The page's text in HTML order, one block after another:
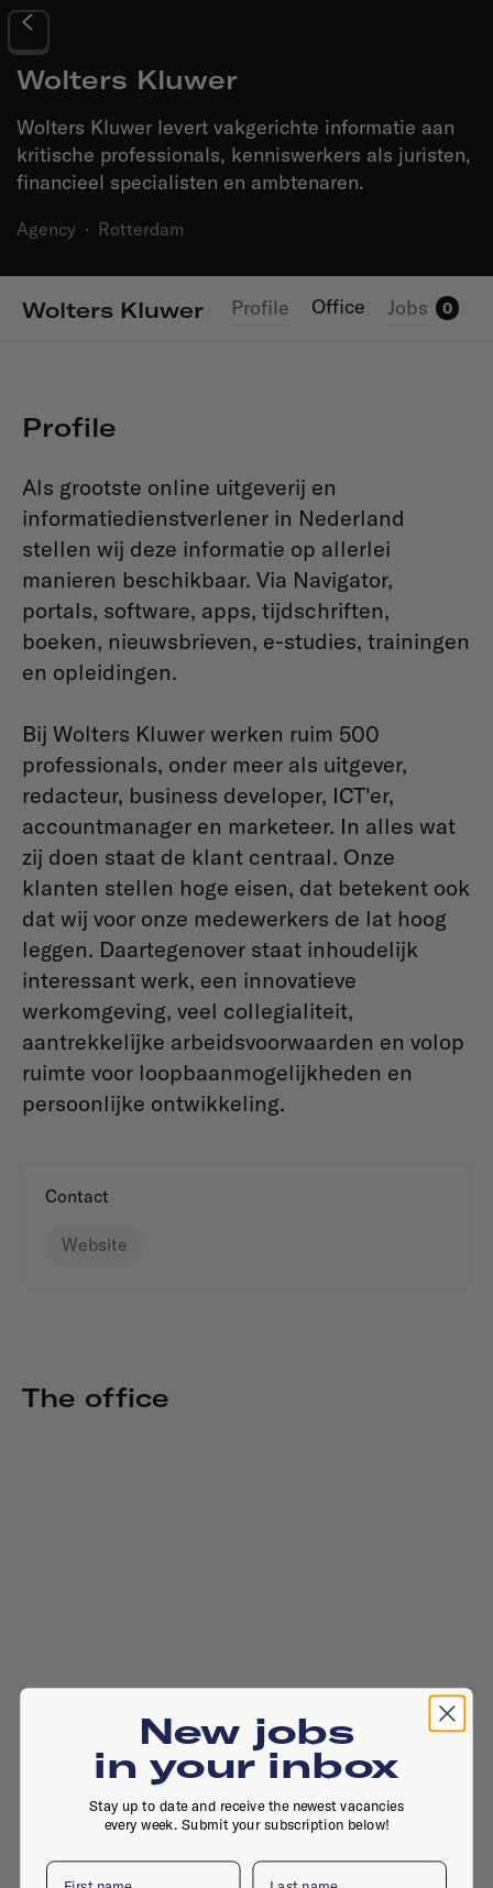
Wolters Kluwer
Wolters Kluwer levert vakgerichte informatie aan
kritische professionals, kenniswerkers als juristen,
financieel specialisten en ambtenaren.
Agency · Rotterdam
Wolters Kluwer Profile Office Jobs 0
Profile
Als grootste online uitgeverij en
informatiedienstverlener in Nederland
stellen wij deze informatie op allerlei
manieren beschikbaar. Via Navigator,
portals, software, apps, tijdschriften,
boeken, nieuwsbrieven, e-studies, trainingen
en opleidingen.
Bij Wolters Kluwer werken ruim 500
professionals, onder meer als uitgever,
redacteur, business developer, ICT'er,
accountmanager en marketeer. In alles wat
zij doen staat de klant centraal. Onze
klanten stellen hoge eisen, dat betekent ook
dat wij voor onze medewerkers de lat hoog
leggen. Daartegenover staat inhoudelijk
interessant werk, een innovatieve
werkomgeving, veel collegialiteit,
aantrekkelijke arbeidsvoorwaarden en volop
ruimte voor loopbaanmogelijkheden en
persoonlijke ontwikkeling.
Contact
Website
The office
New jobs
in your inbox
Stay up to date and receive the newest vacancies
every week. Submit your subscription below!
First name Last name